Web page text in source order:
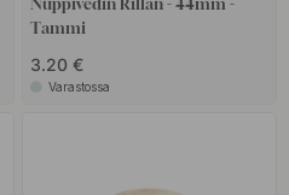
Nuppivedin Rillan - 44mm -
Tammi
3.20 €
Varastossa